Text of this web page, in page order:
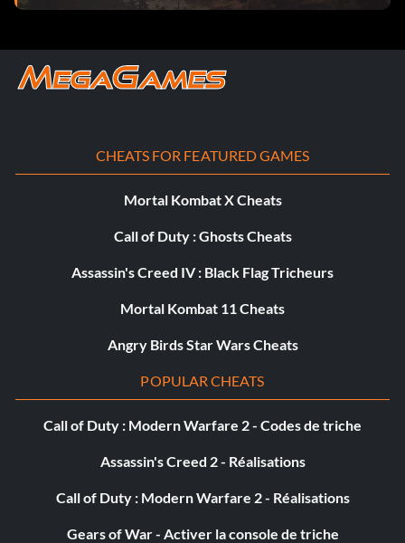
CHEATS FOR FEATURED GAMES
Mortal Kombat X Cheats
Call of Duty : Ghosts Cheats
Assassin's Creed IV : Black Flag Tricheurs
Mortal Kombat 11 Cheats
Angry Birds Star Wars Cheats
POPULAR CHEATS
Call of Duty : Modern Warfare 2 - Codes de triche
Assassin's Creed 2 - Réalisations
Call of Duty : Modern Warfare 2 - Réalisations
Gears of War - Activer la console de triche